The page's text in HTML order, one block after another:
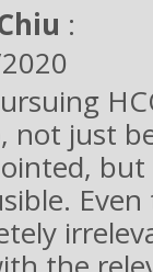
:
not just
but